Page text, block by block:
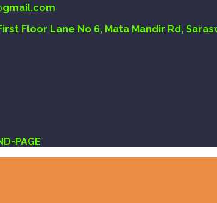
Floor Lane No 6, Mata Mandir Rd,
PAGE